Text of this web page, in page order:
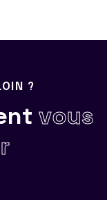
?
vous